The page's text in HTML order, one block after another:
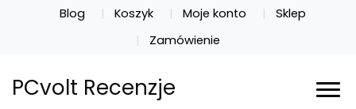
Blog Koszyk Moje konto
Sklep
Zamówienie
PCvolt Recenzje